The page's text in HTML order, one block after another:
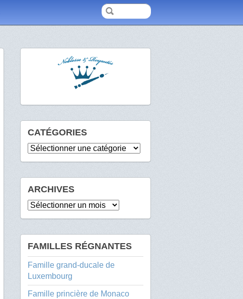
CATÉGORIES
Catégories
ARCHIVES
Archives
FAMILLES RÉGNANTES
Famille grand-ducale de
Luxembourg
Famille princière de Monaco